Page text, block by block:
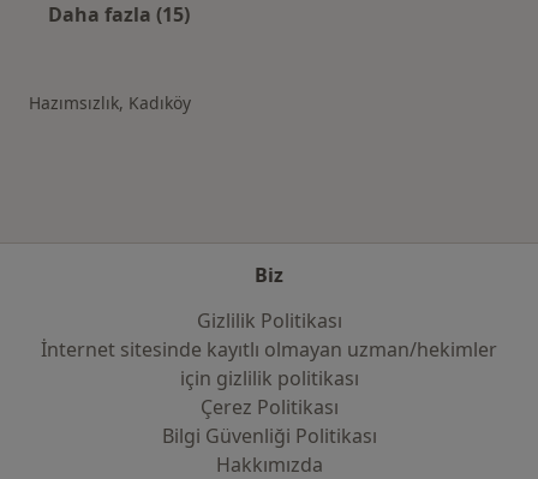
Daha fazla (15)
Hazımsızlık, Kadıköy
Biz
Gizlilik Politikası
İnternet sitesinde kayıtlı olmayan uzman/hekimler
i̇çin gizlilik politikası
Çerez Politikası
Bilgi Güvenliği Politikası
Hakkımızda